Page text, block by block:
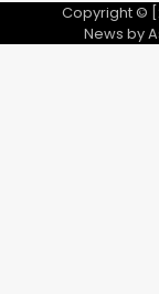
3
Copyright ©
News by